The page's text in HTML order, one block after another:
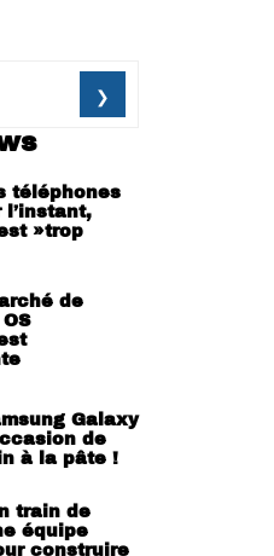
téléphones
»trop
de
Galaxy
de
à la pâte !
train de
équipe
construire